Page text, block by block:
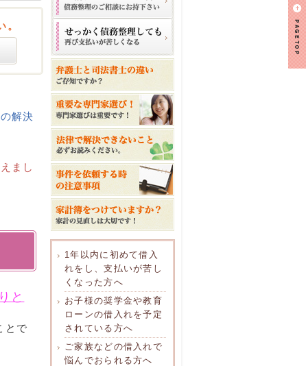
解決
まし
と
とで
1年以内に初めて借入
れをし、支払いが苦し
くなった方へ
お子様の奨学金や教育
ローンの借入れを予定
されている方へ
ご家族などの借入れで
悩んでおられる方へ